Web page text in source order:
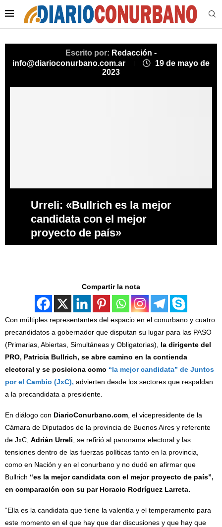
Escrito por: Redacción -
info@diarioconurbano.com.ar
19 de mayo de
2023
Urreli: «Bullrich es la mejor
candidata con el mejor
proyecto de país»
Compartir la nota
Con múltiples representantes del espacio en el conurbano y cuatro
precandidatos a gobernador que disputan su lugar para las PASO
(Primarias, Abiertas, Simultáneas y Obligatorias),
la dirigente del
PRO, Patricia Bullrich, se abre camino en la contienda
electoral y se posiciona como “la mejor candidata” de Juntos
por el Cambio (JxC), advierten desde los sectores que respaldan
a la precandidata a presidente.
En diálogo con DiarioConurbano.com , el vicepresidente de la
Cámara de Diputados de la provincia de Buenos Aires y referente
de JxC, Adrián Urreli , se refirió al panorama electoral y las
tensiones dentro de las fuerzas políticas tanto en la provincia,
como en Nación y en el conurbano y no dudó en afirmar que
Bullrich “es la mejor candidata con el mejor proyecto de país”,
en comparación con su par Horacio Rodríguez Larreta.
“Ella es la candidata que tiene la valentía y el temperamento para
este momento en el que hay que dar discusiones y que hay que